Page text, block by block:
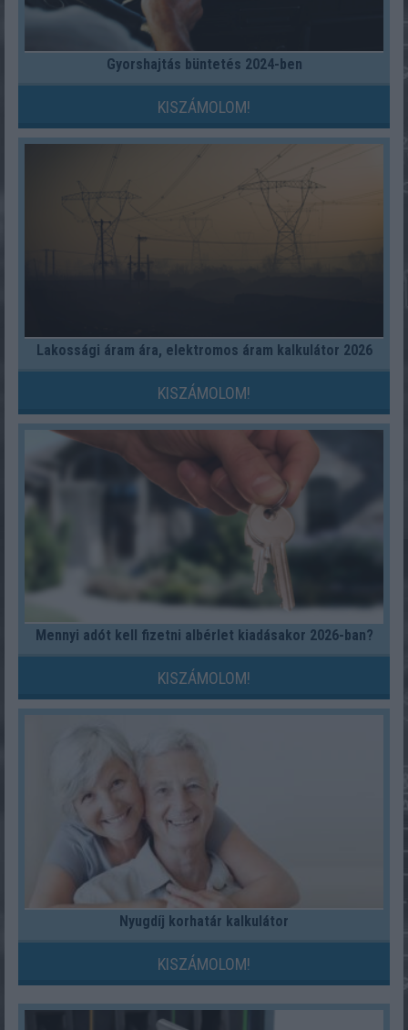
Gyorshajtás büntetés 2024-ben
KISZÁMOLOM!
Lakossági áram ára, elektromos áram kalkulátor 2026
KISZÁMOLOM!
Mennyi adót kell fizetni albérlet kiadásakor 2026-ban?
KISZÁMOLOM!
Nyugdíj korhatár kalkulátor
KISZÁMOLOM!